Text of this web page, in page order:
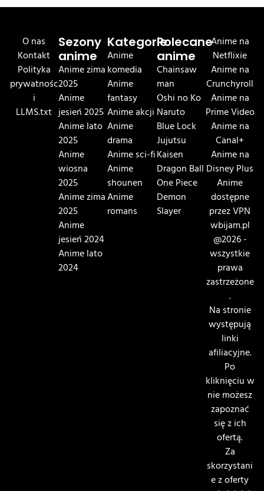
O nas
Kontakt
Polityka
prywatnośc
i
LLMS.txt
Sezony
anime
Anime zima
2025
Anime
jesień 2025
Anime lato
2025
Anime
wiosna
2025
Anime zima
2025
Anime
jesień 2024
Anime lato
2024
Kategorie
Anime
komedia
Anime
fantasy
Anime akcji
Anime
drama
Anime sci-fi
Anime
shounen
Anime
romans
Polecane
anime
Chainsaw
man
Oshi no Ko
Naruto
Blue Lock
Jujutsu
Kaisen
Dragon Ball
One Piece
Demon
Slayer
Anime na
Netflixie
Anime na
Crunchyroll
Anime na
Prime Video
Anime na
Canal+
Anime na
Disney Plus
Anime
dostępne
przez VPN
wbijam.pl
@2026 -
wszystkie
prawa
zastrzeżone
.
Na stronie
występują
linki
afiliacyjne.
Po
kliknięciu w
nie możesz
zapoznać
się z ich
ofertą.
Za
skorzystani
e z oferty